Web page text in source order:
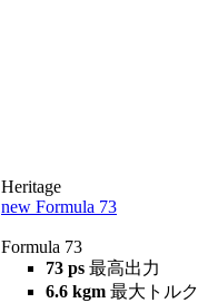
Heritage
new Formula 73
Formula 73
73 ps 最高出力
6.6 kgm 最大トルク